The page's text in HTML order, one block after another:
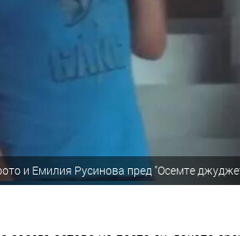
и Емилия Русинова пред "Осемте